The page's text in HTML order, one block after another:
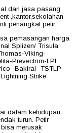
dan jasa pasang
,kantor,sekolahan
penangkal petir
pemasangan harga
Splizen/ Trisula,
Viking-
Prevectron-LPI
-Bakiral- TSTLP
Strike
dalam kehidupan
turun. Petir
merusak